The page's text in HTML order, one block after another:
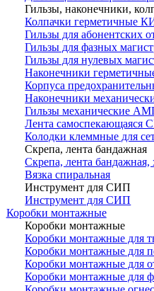
Гильзы, наконечники,
Колпачки герметичные
Гильзы для абонентских
Гильзы для фазных
Гильзы для нулевых
Наконечники
Корпуса
Наконечники
Гильзы механические
Лента самоспекающаяся
Колодки клеммные для
Скрепа, лента бандажная
Скрепа, лента бандажная,
Вязка спиральная
Инструмент для СИП
Инструмент для СИП
Коробки монтажные
Коробки монтажные
Коробки монтажные для
Коробки монтажные для
Коробки монтажные для
Коробки монтажные для